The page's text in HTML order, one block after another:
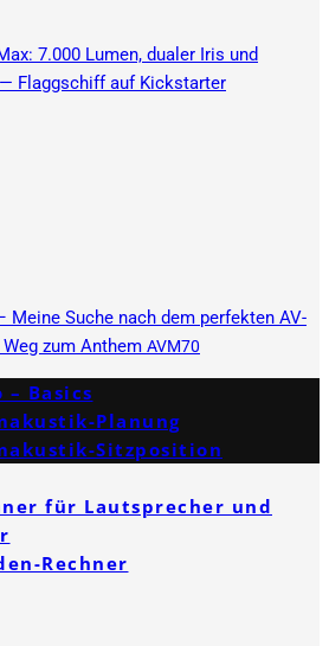
7.000 Lumen, dualer Iris und
Flaggschiff auf Kickstarter
Meine Suche nach dem perfekten AV-
zum Anthem AVM70
Basics
Planung
Sitzposition
für Lautsprecher und
Rechner